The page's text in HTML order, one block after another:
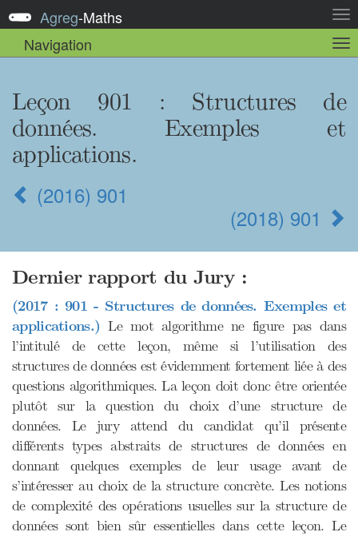
la
Agreg-Maths
Navigation
la
Leçon 901 : Structures de
données. Exemples et
applications.
(2016) 901
(2018) 901
Dernier rapport du Jury :
(2017 : 901 - Structures de données. Exemples et
applications.) Le mot algorithme ne figure pas dans
l’intitulé de cette leçon, même si l’utilisation des
structures de données est évidemment fortement liée à des
questions algorithmiques. La leçon doit donc être orientée
plutôt sur la question du choix d’une structure de
données. Le jury attend du candidat qu’il présente
différents types abstraits de structures de données en
donnant quelques exemples de leur usage avant de
s’intéresser au choix de la structure concrète. Les notions
de complexité des opérations usuelles sur la structure de
données sont bien sûr essentielles dans cette leçon. Le